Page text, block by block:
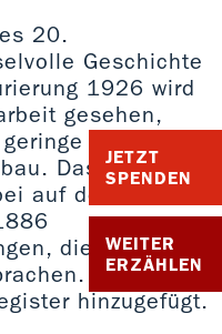
JETZT
SPENDEN
WEITER
ERZÄHLEN
20.
Geschichte
1926 wird
gesehen,
Kenntnisse
Das
auf dem
die nicht der
1938
hinzugefügt.